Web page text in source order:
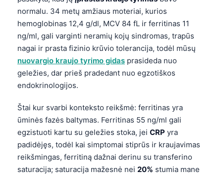
normalu. 34 metų amžiaus moteriai, kurios
hemoglobinas 12,4 g/dl, MCV 84 fL ir ferritinas 11
ng/ml, gali varginti neramių kojų sindromas, trapūs
nagai ir prasta fizinio krūvio tolerancija, todėl mūsų
nuovargio kraujo tyrimo gidas prasideda nuo
geležies, dar prieš pradedant nuo egzotiškos
endokrinologijos.
Štai kur svarbi konteksto reikšmė: ferritinas yra
ūminės fazės baltymas. Ferritinas 55 ng/ml gali
egzistuoti kartu su geležies stoka, jei CRP yra
padidėjęs, todėl kai simptomai stiprūs ir kraujavimas
reikšmingas, ferritiną dažnai derinu su transferino
saturacija; saturacija mažesnė nei 20% stumia mane